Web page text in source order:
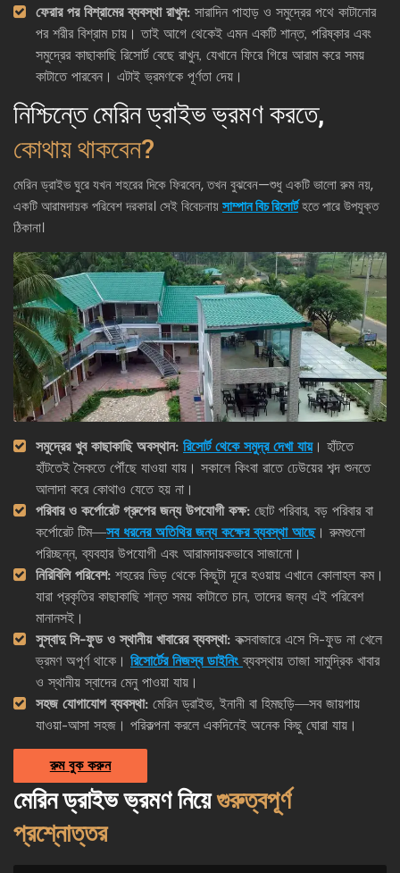
ফেরার পর বিশ্রামের ব্যবস্থা রাখুন: সারাদিন পাহাড় ও সমুদ্রের পথে কাটানোর
পর শরীর বিশ্রাম চায়। তাই আগে থেকেই এমন একটি শান্ত, পরিষ্কার এবং
সমুদ্রের কাছাকাছি রিসোর্ট বেছে রাখুন, যেখানে ফিরে গিয়ে আরাম করে সময়
কাটাতে পারবেন। এটাই ভ্রমণকে পূর্ণতা দেয়।
নিশ্চিন্তে মেরিন ড্রাইভ ভ্রমণ করতে,
কোথায় থাকবেন?
মেরিন ড্রাইভ ঘুরে যখন শহরের দিকে ফিরবেন, তখন বুঝবেন—শুধু একটি ভালো রুম নয়,
একটি আরামদায়ক পরিবেশ দরকার। সেই বিবেচনায়সাম্পান বিচ রিসোর্টহতে পারে উপযুক্ত
ঠিকানা।
সমুদ্রের খুব কাছাকাছি অবস্থান: রিসোর্ট থেকে সমুদ্র দেখা যায়। হাঁটতে
হাঁটতেই সৈকতে পৌঁছে যাওয়া যায়। সকালে কিংবা রাতে ঢেউয়ের শব্দ শুনতে
আলাদা করে কোথাও যেতে হয় না।
পরিবার ও কর্পোরেট গ্রুপের জন্য উপযোগী কক্ষ: ছোট পরিবার, বড় পরিবার বা
কর্পোরেট টিম—সব ধরনের অতিথির জন্য কক্ষের ব্যবস্থা আছে। রুমগুলো
পরিচ্ছন্ন, ব্যবহার উপযোগী এবং আরামদায়কভাবে সাজানো।
নিরিবিলি পরিবেশ: শহরের ভিড় থেকে কিছুটা দূরে হওয়ায় এখানে কোলাহল কম।
যারা প্রকৃতির কাছাকাছি শান্ত সময় কাটাতে চান, তাদের জন্য এই পরিবেশ
মানানসই।
সুস্বাদু সি-ফুড ও স্থানীয় খাবারের ব্যবস্থা: কক্সবাজারে এসে সি-ফুড না খেলে
ভ্রমণ অপূর্ণ থাকে। রিসোর্টের নিজস্ব ডাইনিংব্যবস্থায় তাজা সামুদ্রিক খাবার
ও স্থানীয় স্বাদের মেনু পাওয়া যায়।
সহজ যোগাযোগ ব্যবস্থা: মেরিন ড্রাইভ, ইনানী বা হিমছড়ি—সব জায়গায়
যাওয়া-আসা সহজ। পরিকল্পনা করলে একদিনেই অনেক কিছু ঘোরা যায়।
রুম বুক করুন
মেরিন ড্রাইভ ভ্রমণ নিয়েগুরুত্বপূর্ণ
প্রশ্নোত্তর